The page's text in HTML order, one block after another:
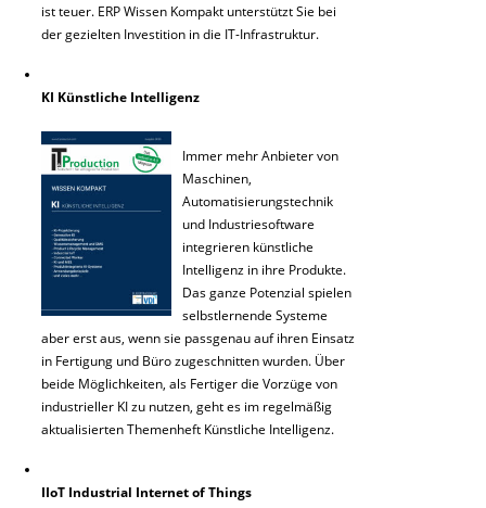
ist teuer. ERP Wissen Kompakt unterstützt Sie bei
der gezielten Investition in die IT-Infrastruktur.
KI Künstliche Intelligenz
Immer mehr Anbieter von
Maschinen,
Automatisierungstechnik
und Industriesoftware
integrieren künstliche
Intelligenz in ihre Produkte.
Das ganze Potenzial spielen
selbstlernende Systeme
aber erst aus, wenn sie passgenau auf ihren Einsatz
in Fertigung und Büro zugeschnitten wurden. Über
beide Möglichkeiten, als Fertiger die Vorzüge von
industrieller KI zu nutzen, geht es im regelmäßig
aktualisierten Themenheft Künstliche Intelligenz.
IIoT Industrial Internet of Things